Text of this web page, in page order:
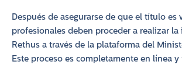
Después de asegurarse de que el título es
profesionales deben proceder a realizar
Rethus a través de la plataforma del
Este proceso es completamente en línea